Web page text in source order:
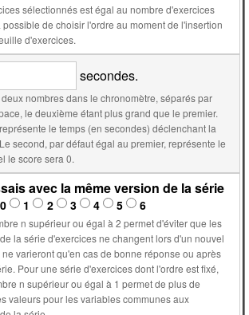
sélectionnés est égal au nombre d'exercices
d'exercices.
secondes.
nombres dans le chronomètre, séparés par
le deuxième étant plus grand que le premier.
le temps (en secondes) déclenchant la
le score sera 0.
avec la même version de la série
0 1 2 3 4 5 6
n supérieur ou égal à 2 permet d'éviter que les
la série d'exercices ne changent lors d'un nouvel
est fixé,
ou égal à 1 permet de plus de
valeurs pour les variables communes aux